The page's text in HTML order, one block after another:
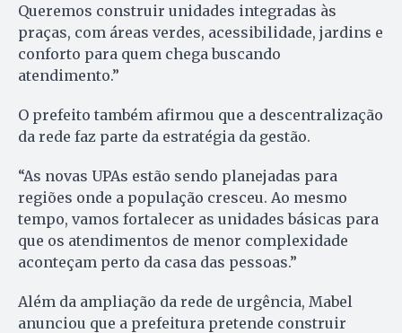
Queremos construir unidades integradas às
praças, com áreas verdes, acessibilidade, jardins e
conforto para quem chega buscando
atendimento.”
O prefeito também afirmou que a descentralização
da rede faz parte da estratégia da gestão.
“As novas UPAs estão sendo planejadas para
regiões onde a população cresceu. Ao mesmo
tempo, vamos fortalecer as unidades básicas para
que os atendimentos de menor complexidade
aconteçam perto da casa das pessoas.”
Além da ampliação da rede de urgência, Mabel
anunciou que a prefeitura pretende construir